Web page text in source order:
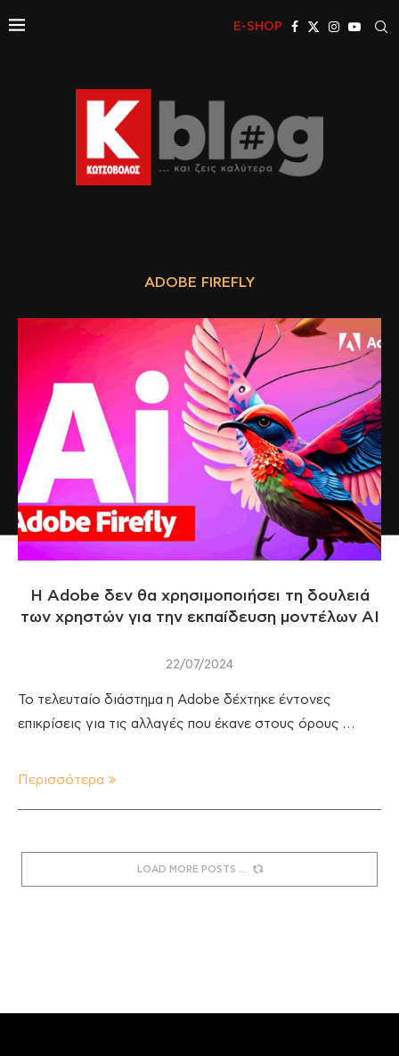
E-SHOP
ADOBE FIREFLY
Η Adobe δεν θα χρησιμοποιήσει τη δουλειά
των χρηστών για την εκπαίδευση μοντέλων AI
22/07/2024
Το τελευταίο διάστημα η Adobe δέχτηκε έντονες
επικρίσεις για τις αλλαγές που έκανε στους όρους …
Περισσότερα
LOAD MORE POSTS